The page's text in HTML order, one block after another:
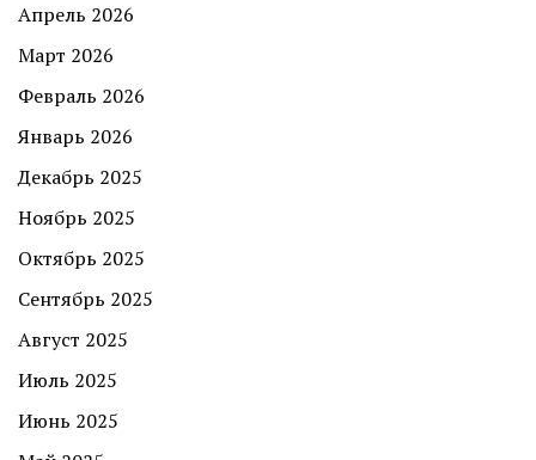
Апрель 2026
Март 2026
Февраль 2026
Январь 2026
Декабрь 2025
Ноябрь 2025
Октябрь 2025
Сентябрь 2025
Август 2025
Июль 2025
Июнь 2025